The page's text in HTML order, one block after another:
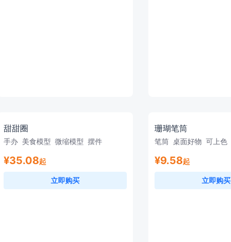
甜甜圈
手办 美食模型 微缩模型 摆件
¥35.08起
立即购买
珊瑚笔筒
笔筒 桌面好物 可上色
¥9.58起
立即购买